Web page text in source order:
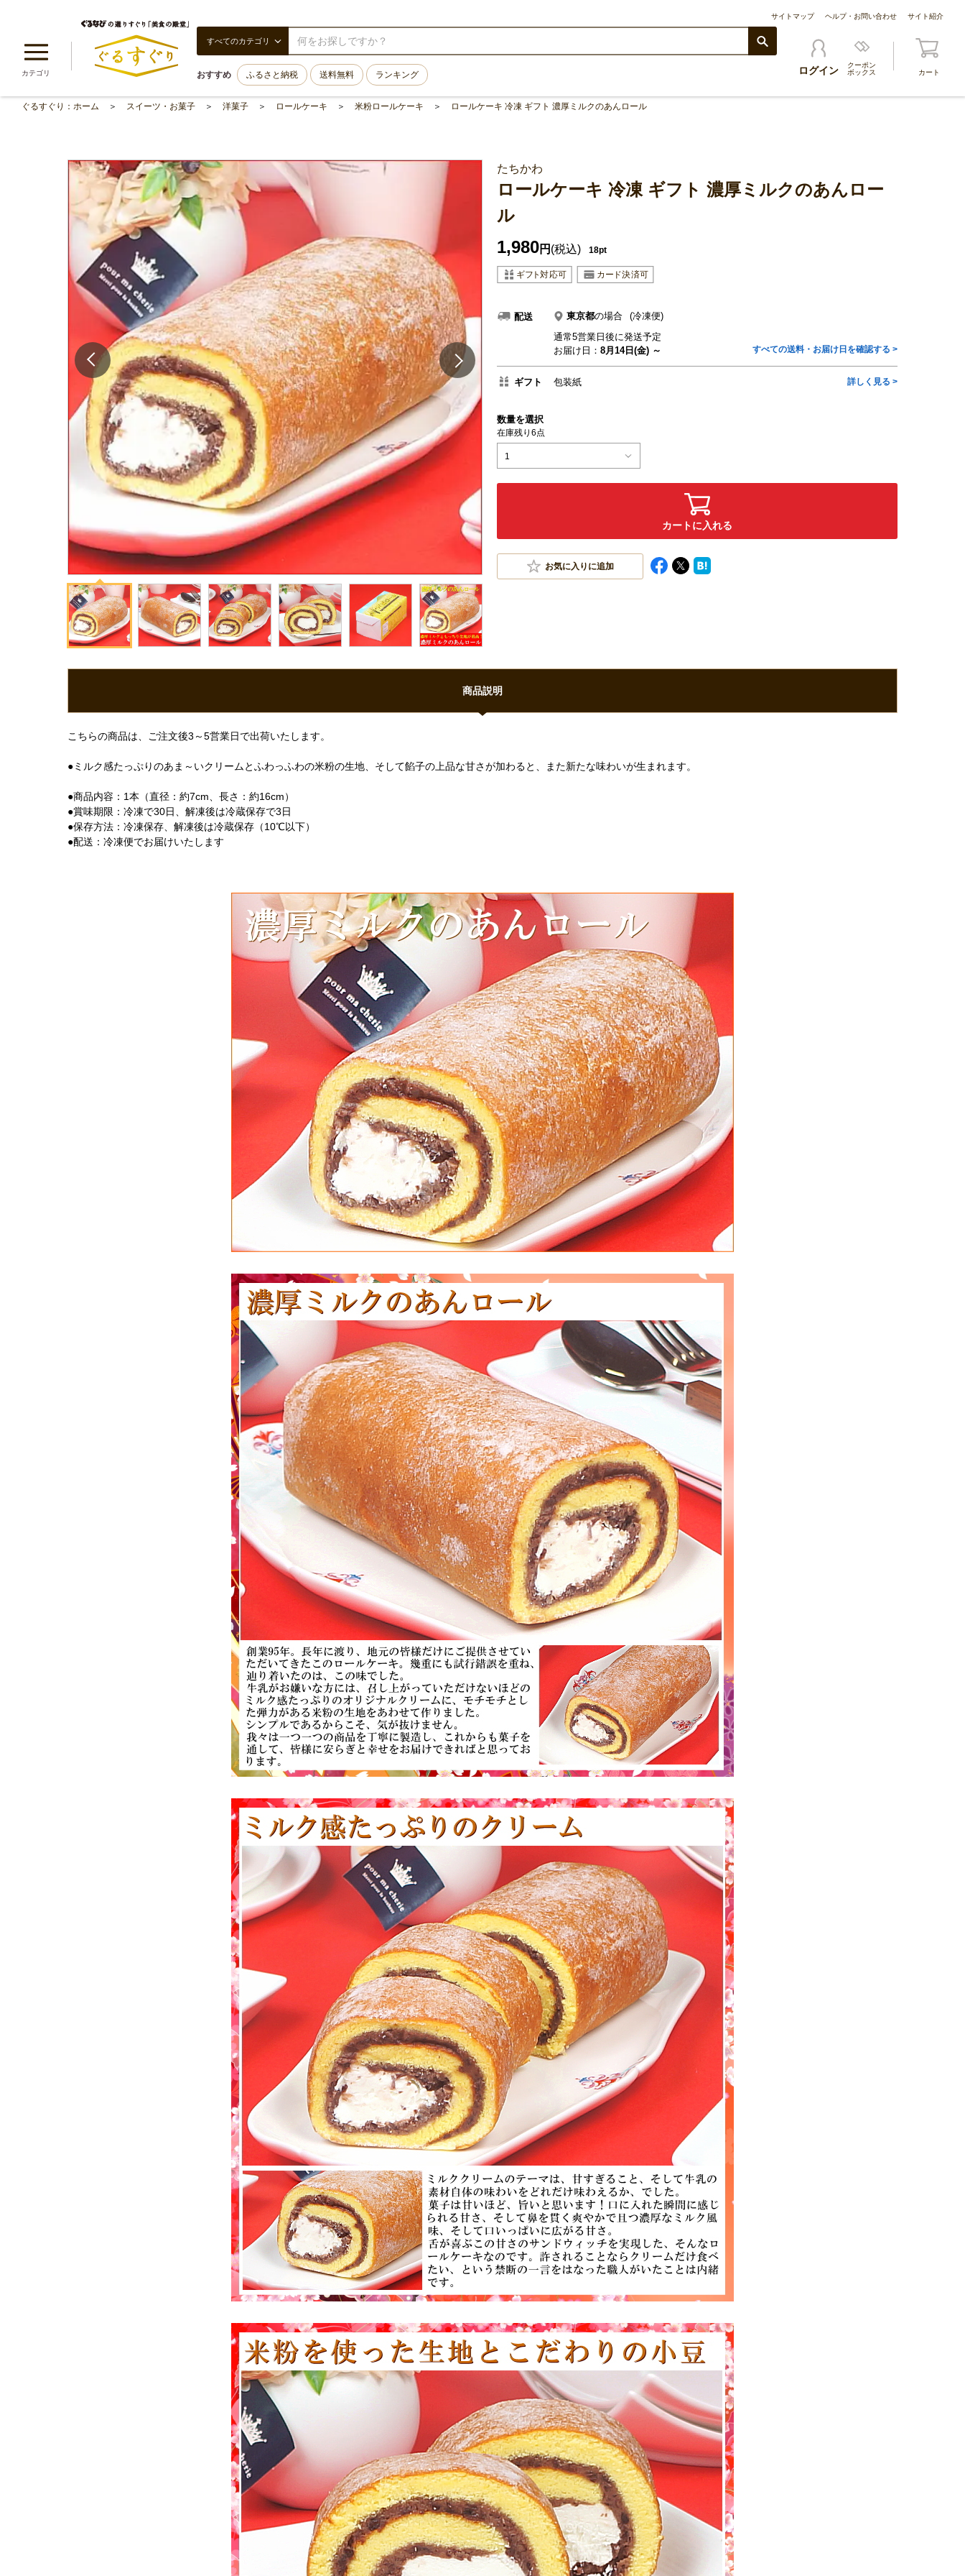
サイトマップ ヘルプ・お問い合わせ サイト紹介
カテゴリ
すべてのカテゴリ
おすすめ ふるさと納税 送料無料 ランキング ログイン
クーポン
ボックス
カート
ぐるすぐり：ホーム スイーツ・お菓子 洋菓子 ロールケーキ 米粉ロールケーキ ロールケーキ 冷凍 ギフト 濃厚ミルクのあんロール
たちかわ
ロールケーキ 冷凍 ギフト 濃厚ミルクのあんロー
ル
1,980円 (税込) 18pt
配送 東京都の場合
(冷凍便)
通常5営業日後に発送予定
お届け日： 8月14日(金) ～ すべての送料・お届け日を確認する >
ギフト 包装紙 詳しく見る >
数量を選択
在庫残り6点
1
カートに入れる
お気に入りに追加
商品説明
こちらの商品は、ご注文後3～5営業日で出荷いたします。
●ミルク感たっぷりのあま～いクリームとふわっふわの米粉の生地、そして餡子の上品な甘さが加わると、また新たな味わいが生まれます。
●商品内容：1本（直径：約7cm、長さ：約16cm）
●賞味期限：冷凍で30日、解凍後は冷蔵保存で3日
●保存方法：冷凍保存、解凍後は冷蔵保存（10℃以下）
●配送：冷凍便でお届けいたします